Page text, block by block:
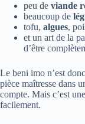
peu de viande
beaucoup de
tofu, algues,
et un art de la
d’être
Le beni imo n’est
pièce maîtresse dans
compte. Mais c’est
facilement.